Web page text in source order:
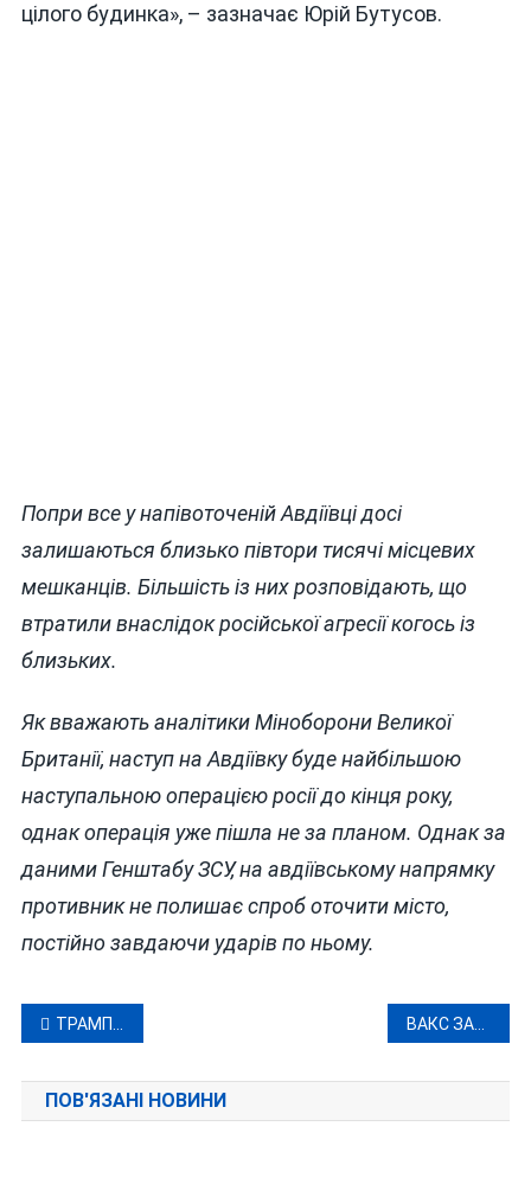
цілого будинка», – зазначає Юрій Бутусов.
Попри все у напівоточеній Авдіївці досі
залишаються близько півтори тисячі місцевих
мешканців. Більшість із них розповідають, що
втратили внаслідок російської агресії когось із
близьких.
Як вважають аналітики Міноборони Великої
Британії, наступ на Авдіївку буде найбільшою
наступальною операцією росії до кінця року,
однак операція уже пішла не за планом. Однак за
даними Генштабу ЗСУ, на авдіївському напрямку
противник не полишає спроб оточити місто,
постійно завдаючи ударів по ньому.
Навігація
записів
ТРАМП ОГОЛОСИВ ОРБАНА ЛІДЕРОМ ТУРЕЧЧИНИ І ЗНАЙШОВ У НЬОГО КОРДОН З РОСІЄЮ
ПОВ'ЯЗАНІ НОВИНИ